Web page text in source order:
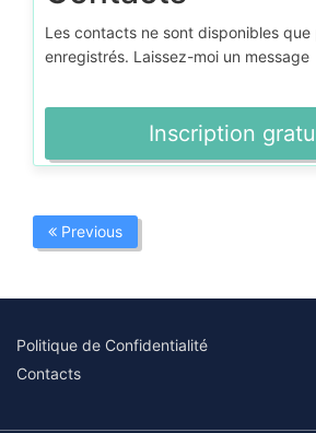
Les contacts ne sont disponibles que
enregistrés. Laissez-moi un message
Inscription
Previous
Politique de Confidentialité
Contacts